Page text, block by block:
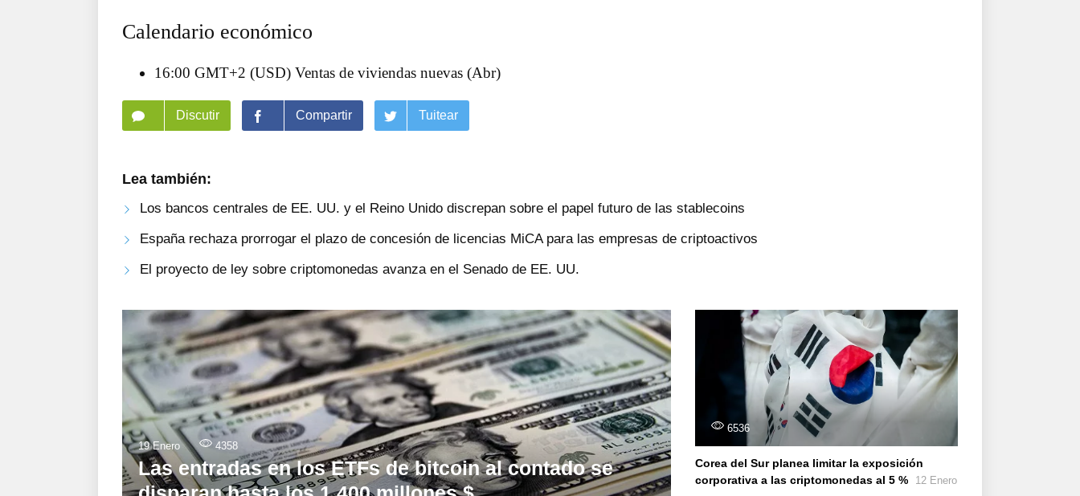
Calendario económico
16:00 GMT+2 (USD) Ventas de viviendas nuevas (Abr)
Discutir Compartir Tuitear
Lea también:
Los bancos centrales de EE. UU. y el Reino Unido discrepan sobre el papel futuro de las stablecoins
España rechaza prorrogar el plazo de concesión de licencias MiCA para las empresas de criptoactivos
El proyecto de ley sobre criptomonedas avanza en el Senado de EE. UU.
19 Enero 4358
Las entradas en los ETFs de bitcoin al contado se
6536
Corea del Sur planea limitar la exposición
corporativa a las criptomonedas al 5 %
12 Enero